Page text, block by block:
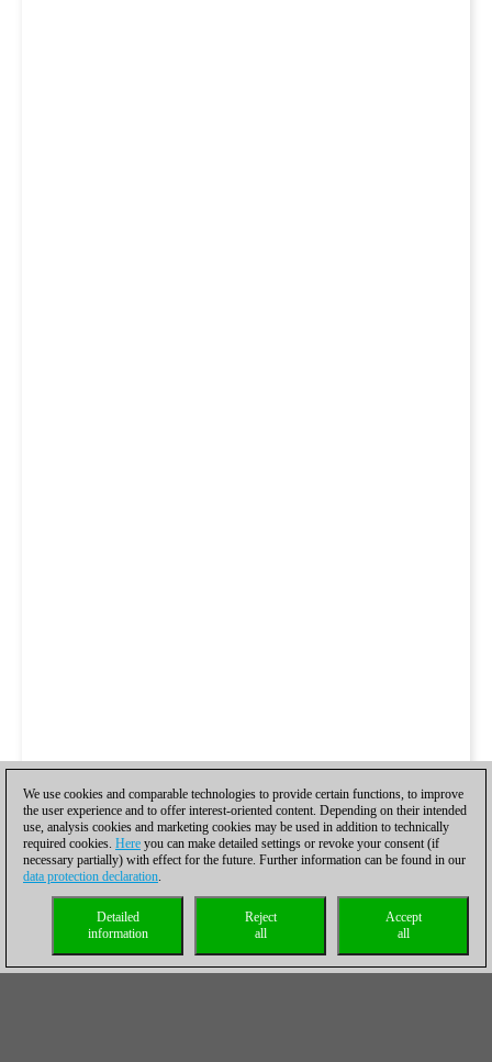
We use cookies and comparable technologies to provide certain functions, to improve
the user experience and to offer interest-oriented content. Depending on their intended
use, analysis cookies and marketing cookies may be used in addition to technically
required cookies. Here you can make detailed settings or revoke your consent (if
necessary partially) with effect for the future. Further information can be found in our
data protection declaration.
Accept
all
Reject
all
Detailed
information